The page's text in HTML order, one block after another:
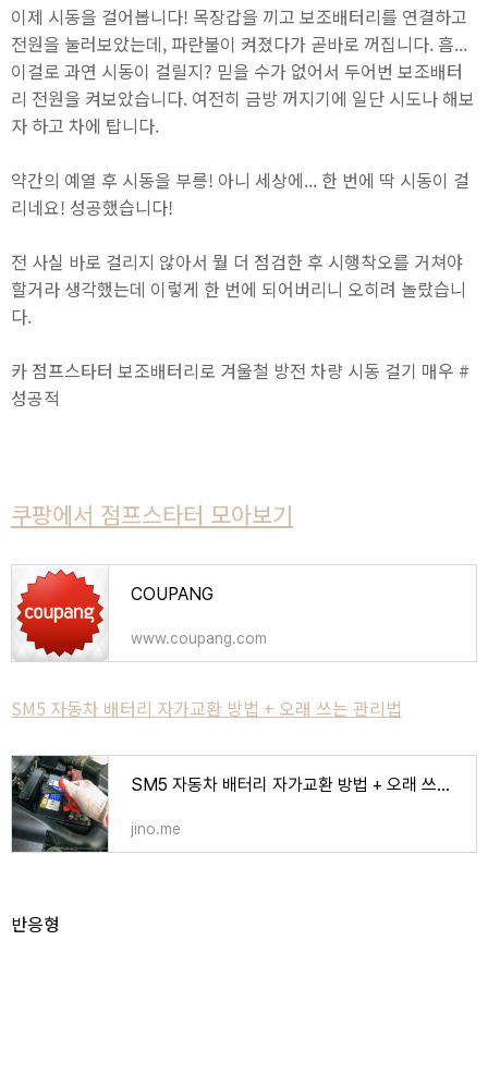
이제 시동을 걸어봅니다! 목장갑을 끼고 보조배터리를 연결하고
전원을 눌러보았는데, 파란불이 켜졌다가 곧바로 꺼집니다. 흠...
이걸로 과연 시동이 걸릴지? 믿을 수가 없어서 두어번 보조배터
리 전원을 켜보았습니다. 여전히 금방 꺼지기에 일단 시도나 해보
자 하고 차에 탑니다.
약간의 예열 후 시동을 부릉! 아니 세상에... 한 번에 딱 시동이 걸
리네요! 성공했습니다!
전 사실 바로 걸리지 않아서 뭘 더 점검한 후 시행착오를 거쳐야
할거라 생각했는데 이렇게 한 번에 되어버리니 오히려 놀랐습니
다.
카 점프스타터 보조배터리로 겨울철 방전 차량 시동 걸기 매우 #
성공적
쿠팡에서 점프스타터 모아보기
COUPANG
www.coupang.com
SM5 자동차 배터리 자가교환 방법 + 오래 쓰는 관리법
SM5 자동차 배터리 자가교환 방법 + 오래 쓰는 관리법
jino.me
반응형